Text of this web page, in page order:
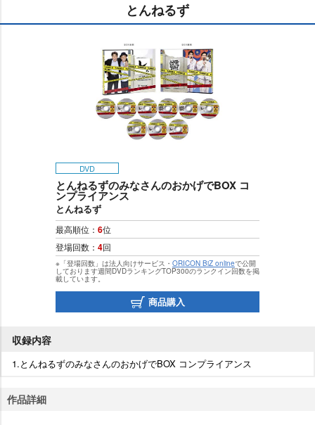
u
とんねるず
DVD
とんねるずのみなさんのおかげでBOX コ
ンプライアンス
とんねるず
最高順位： 6位
登場回数： 4回
※「登場回数」は法人向けサービス・ ORICON BiZ onlineで公開
しております週間DVDランキングTOP300のランクイン回数を掲
載しています。
商品購入
収録内容
1.とんねるずのみなさんのおかげでBOX コンプライアンス
作品詳細